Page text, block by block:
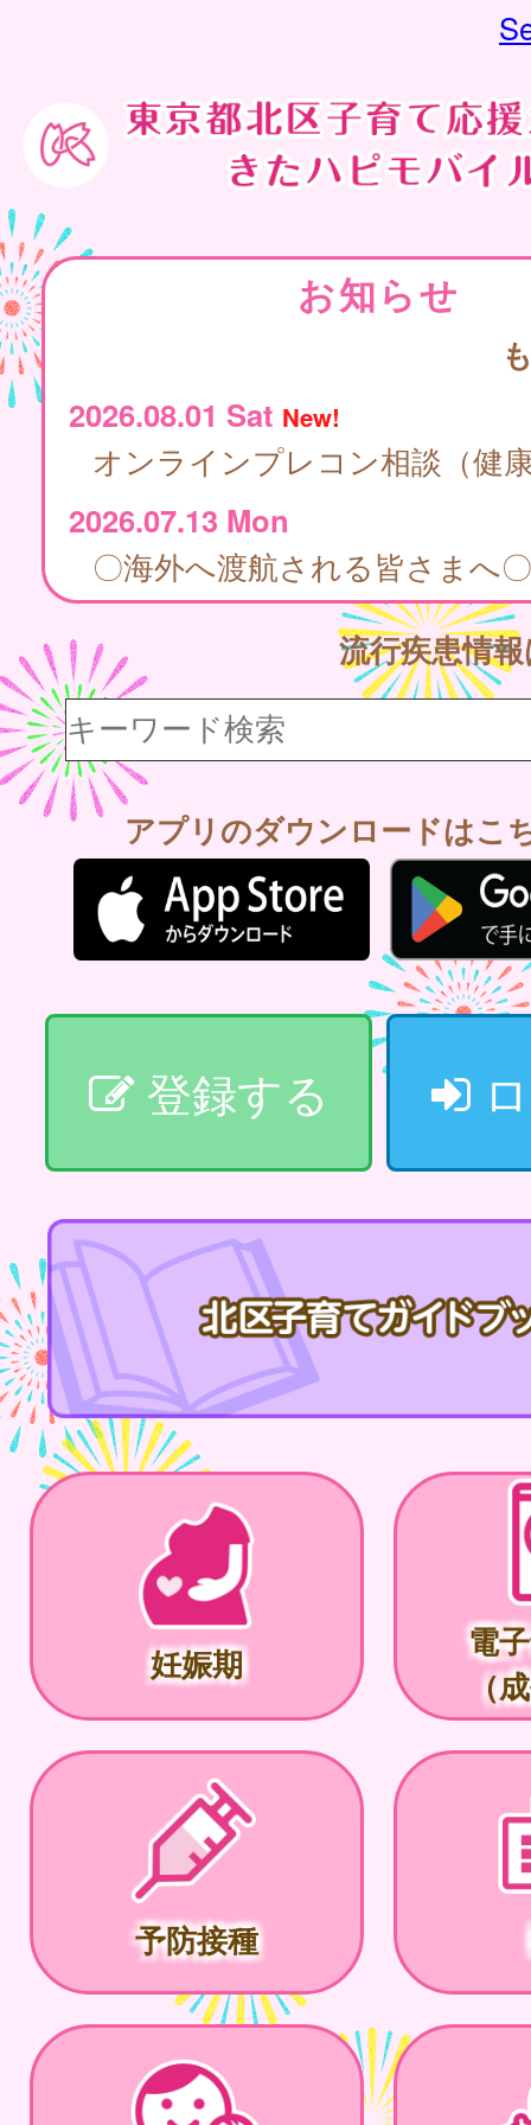
お知らせ
2026.08.01 Sat New!
オンラインプレコン相談（健
2026.07.13 Mon
〇海外へ渡航される皆さまへ〇
流行疾患情
アプリのダウンロードはこ
登録する
妊娠期
電
（
予防接種